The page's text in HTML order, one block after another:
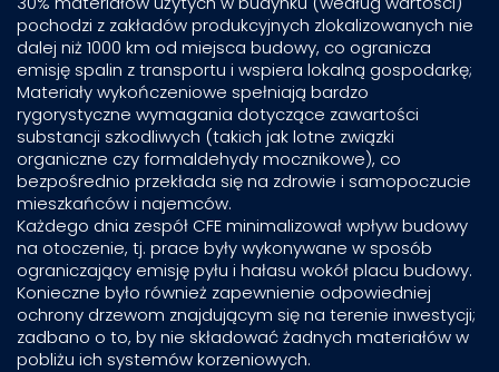
pochodzi z zakładów produkcyjnych zlokalizowanych nie
dalej niż 1000 km od miejsca budowy, co ogranicza
emisję spalin z transportu i wspiera lokalną gospodarkę;
Materiały wykończeniowe spełniają bardzo
rygorystyczne wymagania dotyczące zawartości
substancji szkodliwych (takich jak lotne związki
organiczne czy formaldehydy mocznikowe), co
bezpośrednio przekłada się na zdrowie i samopoczucie
mieszkańców i najemców.
Każdego dnia zespół CFE minimalizował wpływ budowy
na otoczenie, tj. prace były wykonywane w sposób
ograniczający emisję pyłu i hałasu wokół placu budowy.
Konieczne było również zapewnienie odpowiedniej
ochrony drzewom znajdującym się na terenie inwestycji;
zadbano o to, by nie składować żadnych materiałów w
pobliżu ich systemów korzeniowych.